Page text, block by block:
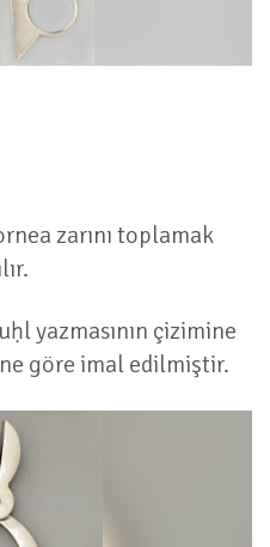
zarını toplamak
yazmasının çizimine
göre imal edilmiştir.